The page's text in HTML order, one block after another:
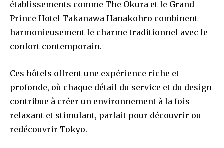
établissements comme The Okura et le Grand
Prince Hotel Takanawa Hanakohro combinent
harmonieusement le charme traditionnel avec le
confort contemporain.
Ces hôtels offrent une expérience riche et
profonde, où chaque détail du service et du design
contribue à créer un environnement à la fois
relaxant et stimulant, parfait pour découvrir ou
redécouvrir Tokyo.